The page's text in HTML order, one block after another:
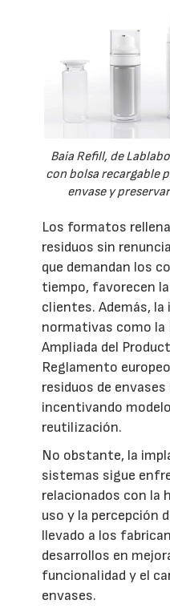
Baia Refill, de
con bolsa recargable
envase y
Los formatos
residuos sin
que demandan los
tiempo, favorecen
clientes. Además,
normativas como la
Ampliada del
Reglamento
residuos de envases
incentivando
reutilización.
No obstante, la
sistemas sigue
relacionados con la
uso y la percepción
llevado a los
desarrollos en
funcionalidad y el
envases.